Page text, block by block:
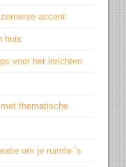
accent:
huis
voor het inrichten
thematische
om je ruimte ’s